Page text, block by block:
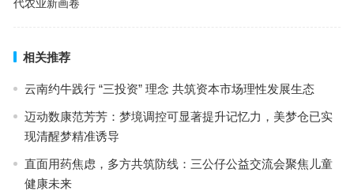
代农业新画卷
相关推荐
云南约牛践行 “三投资” 理念 共筑资本市场理性发展生态
迈动数康范芳芳：梦境调控可显著提升记忆力，美梦仓已实
现清醒梦精准诱导
直面用药焦虑，多方共筑防线：三公仔公益交流会聚焦儿童
健康未来